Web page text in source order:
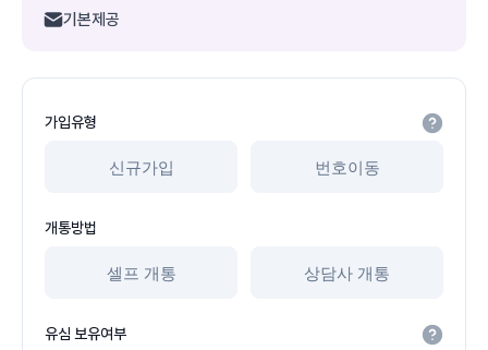
기본제공
가입유형
신규가입 번호이동
개통방법
셀프 개통 상담사 개통
유심 보유여부